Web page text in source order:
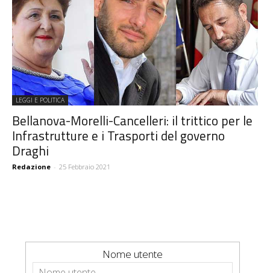
LEGGI E POLITICA
Bellanova-Morelli-Cancelleri: il trittico per le
Infrastrutture e i Trasporti del governo
Draghi
Redazione - 25 Febbraio 2021
Nome utente